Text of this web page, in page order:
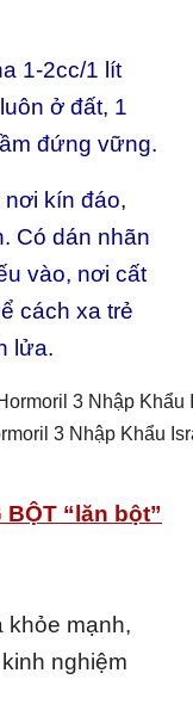
1-2cc/1 lít
ở đất, 1
đứng vững.
kín đáo,
Có dán nhãn
vào, nơi cất
cách xa trẻ
lửa.
3 Nhập Khẩu
BỘT “lăn bột”
khỏe mạnh,
nghiệm